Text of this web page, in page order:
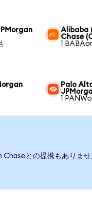
Alibaba
Chase
1
Palo
1
との提携もありませ